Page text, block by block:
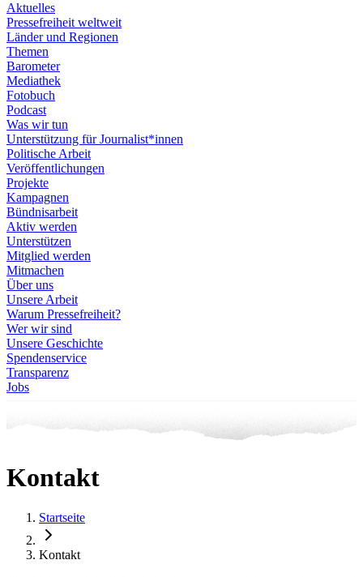
Aktuelles
Pressefreiheit weltweit
Länder und Regionen
Themen
Barometer
Mediathek
Fotobuch
Podcast
Was wir tun
Unterstützung für Journalist*innen
Politische Arbeit
Veröffentlichungen
Projekte
Kampagnen
Bündnisarbeit
Aktiv werden
Unterstützen
Mitglied werden
Mitmachen
Über uns
Unsere Arbeit
Warum Pressefreiheit?
Wer wir sind
Unsere Geschichte
Spendenservice
Transparenz
Jobs
Kontakt
Startseite
Kontakt